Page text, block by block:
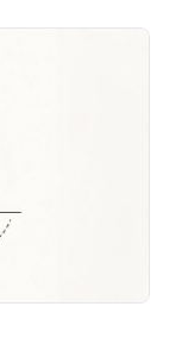
поиска и что в